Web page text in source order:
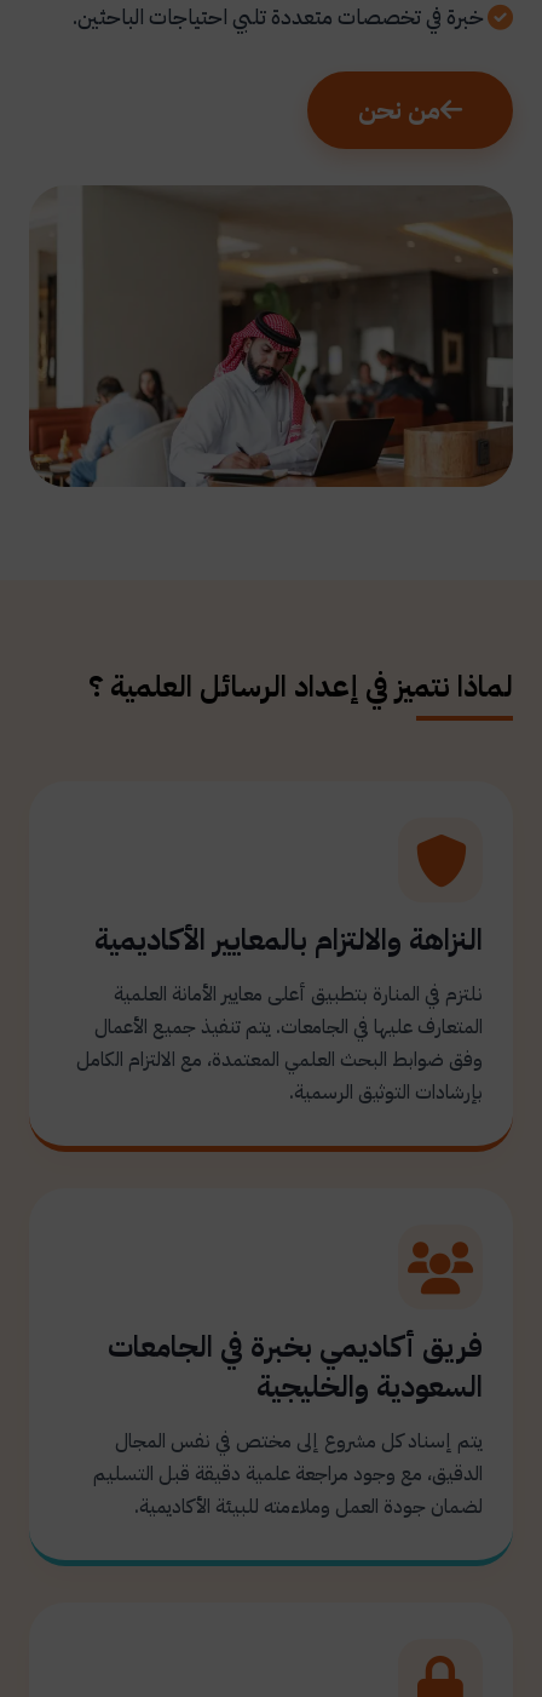
خبرة في تخصصات متعددة تلبي احتياجات الباحثين.
من نحن
لماذا نتميز في إعداد الرسائل العلمية ؟
النزاهة والالتزام بالمعايير الأكاديمية
نلتزم في المنارة بتطبيق أعلى معايير الأمانة العلمية
المتعارف عليها في الجامعات. يتم تنفيذ جميع الأعمال
وفق ضوابط البحث العلمي المعتمدة، مع الالتزام الكامل
بإرشادات التوثيق الرسمية.
فريق أكاديمي بخبرة في الجامعات
السعودية والخليجية
يتم إسناد كل مشروع إلى مختص في نفس المجال
الدقيق، مع وجود مراجعة علمية دقيقة قبل التسليم
لضمان جودة العمل وملاءمته للبيئة الأكاديمية.